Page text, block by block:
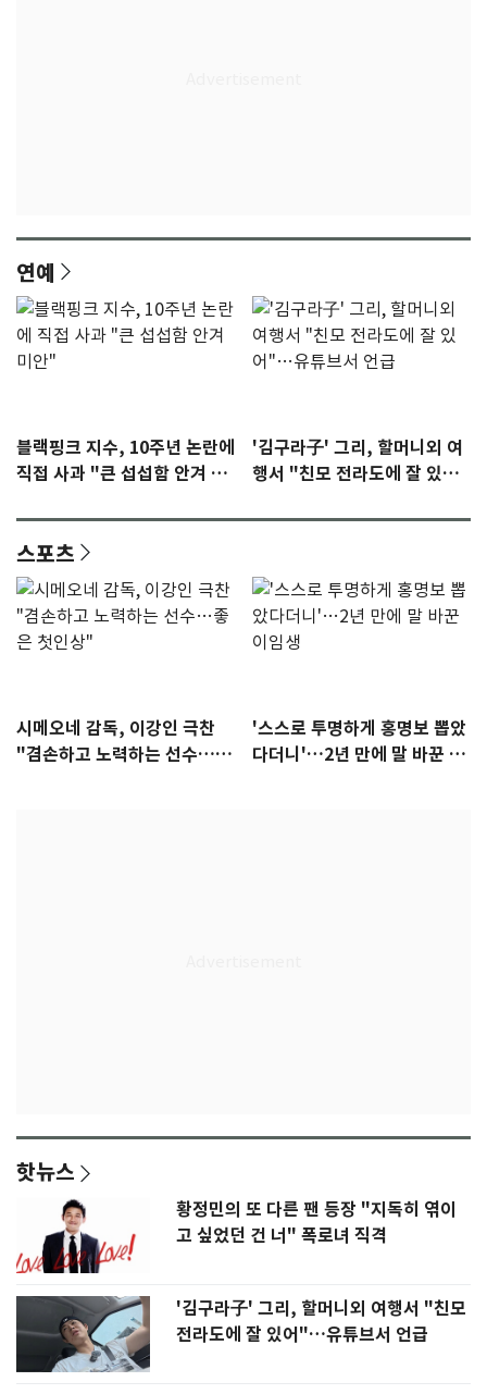
연예
블랙핑크 지수, 10주년 논란에
직접 사과 "큰 섭섭함 안겨 미
'김구라子' 그리, 할머니외 여
행서 "친모 전라도에 잘 있
스포츠
시메오네 감독, 이강인 극찬
"겸손하고 노력하는 선수…좋
'스스로 투명하게 홍명보 뽑았
다더니'…2년 만에 말 바꾼 이
핫뉴스
황정민의 또 다른 팬 등장 "지독히 엮이
고 싶었던 건 너" 폭로녀 직격
'김구라子' 그리, 할머니외 여행서 "친모
전라도에 잘 있어"…유튜브서 언급